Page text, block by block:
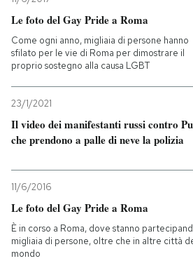
Le foto del Gay Pride a Roma
Come ogni anno, migliaia di persone hanno
sfilato per le vie di Roma per dimostrare il
proprio sostegno alla causa LGBT
23/1/2021
Il video dei manifestanti russi contro
che prendono a palle di neve la polizia
11/6/2016
Le foto del Gay Pride a Roma
È in corso a Roma, dove stanno
migliaia di persone, oltre che in altre città
mondo